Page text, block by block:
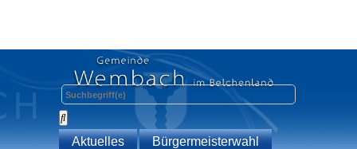
Aktuelles
Bürgermeisterwahl